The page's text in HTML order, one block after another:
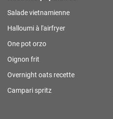
Salade vietnamienne
Halloumi à l'airfryer
One pot orzo
Oignon frit
Overnight oats recette
Campari spritz